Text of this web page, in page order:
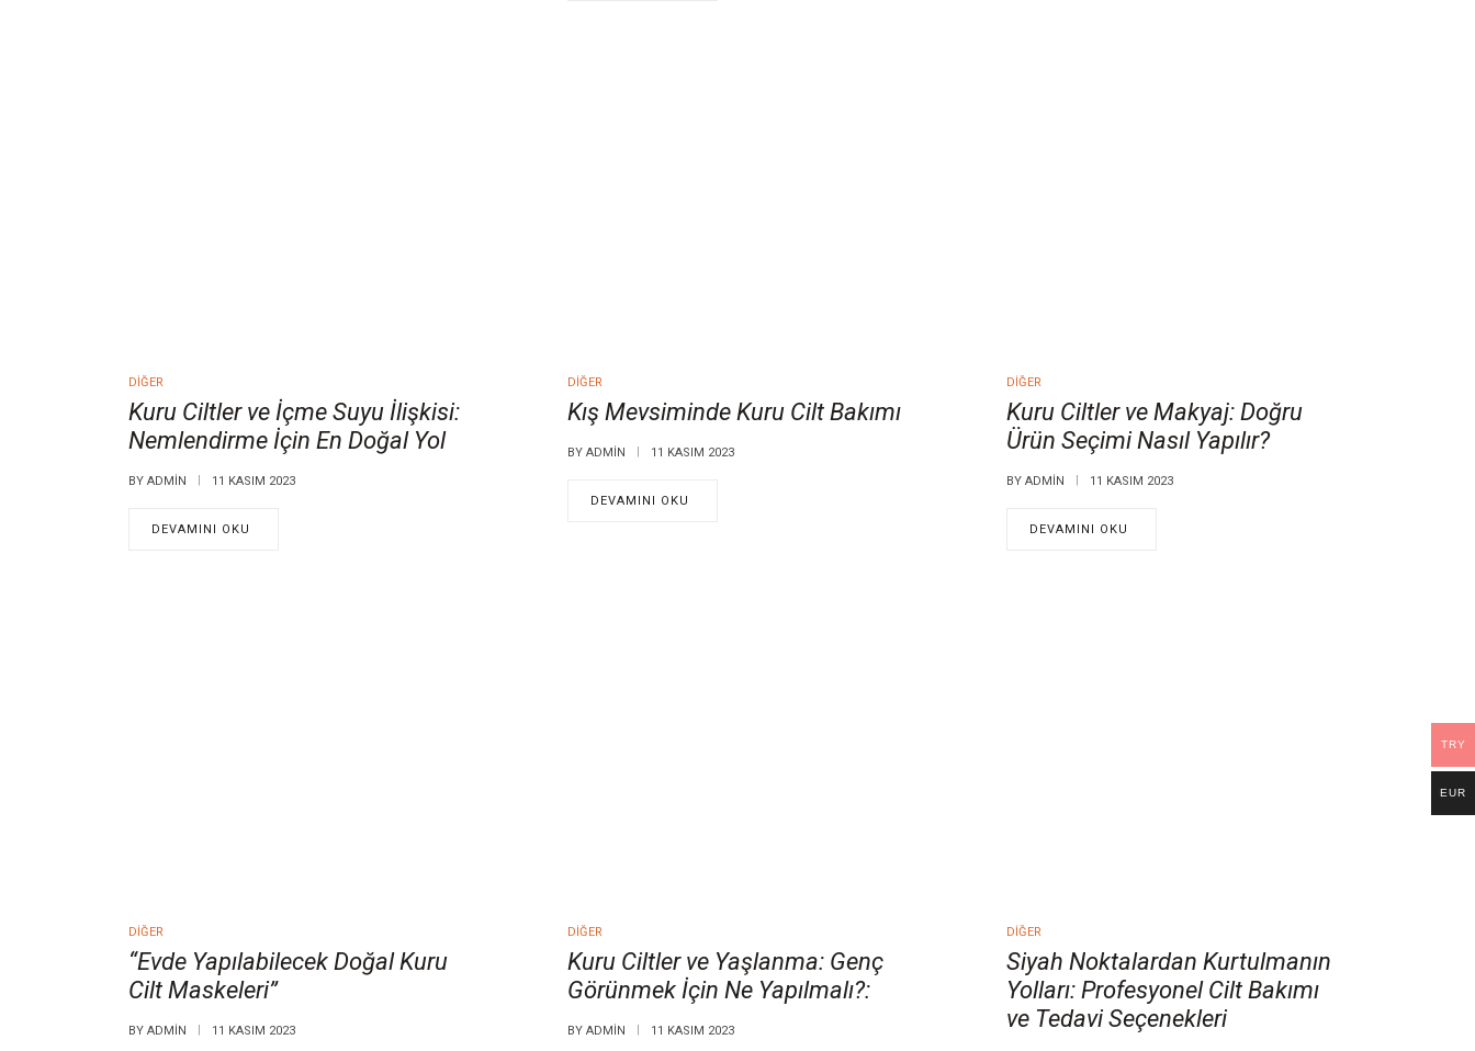
DIĞER
Kuru Ciltler ve İçme Suyu İlişkisi:
Nemlendirme İçin En Doğal Yol
BY ADMIN 11 KASIM 2023
DEVAMINI OKU
DIĞER
Kış Mevsiminde Kuru Cilt Bakımı
BY ADMIN 11 KASIM 2023
DEVAMINI OKU
DIĞER
Kuru Ciltler ve Makyaj: Doğru
Ürün Seçimi Nasıl Yapılır?
BY ADMIN 11 KASIM 2023
DEVAMINI OKU
DIĞER
“Evde Yapılabilecek Doğal Kuru
Cilt Maskeleri”
BY ADMIN 11 KASIM 2023
DIĞER
Kuru Ciltler ve Yaşlanma: Genç
Görünmek İçin Ne Yapılmalı?:
BY ADMIN 11 KASIM 2023
DIĞER
Siyah Noktalardan Kurtulmanın
Yolları: Profesyonel Cilt Bakımı
ve Tedavi Seçenekleri
TRY
EUR